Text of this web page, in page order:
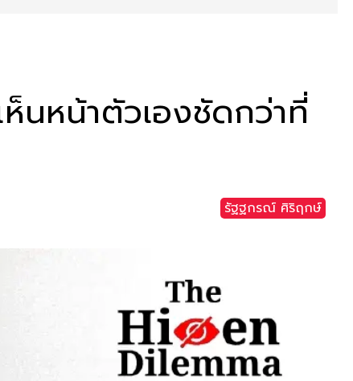
นหน้าตัวเองชัดกว่าที่
รัฐฐกรณ์ ศิริฤกษ์